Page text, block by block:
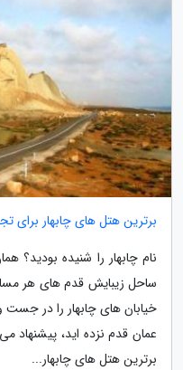
برترین هتل های چابهار برای
نام چابهار را شنیده
ساحل زیبایش قدم های هر
خیابان های چابهار را در جست
عمان قدم نزده اید، پیشنهاد
برترین هتل های چابهار...